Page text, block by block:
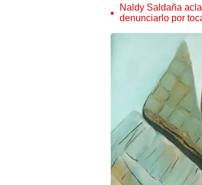
Naldy Saldaña
denunciarlo por